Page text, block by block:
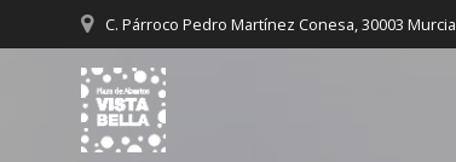
C. Párroco Pedro Martínez Conesa, 30003 Murcia